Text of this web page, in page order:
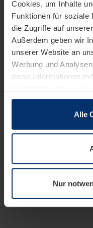
Cookies, um Inhalte
Funktionen für soziale
die Zugriffe auf
Außerdem geben wir
unserer Website an
Werbung und
diese Informationen
sie im Rahmen Ihrer
wenn diese für den
notwendig sind. Für
wir Ihre Erlaubnis.
widerrufen.
Alle
Nur